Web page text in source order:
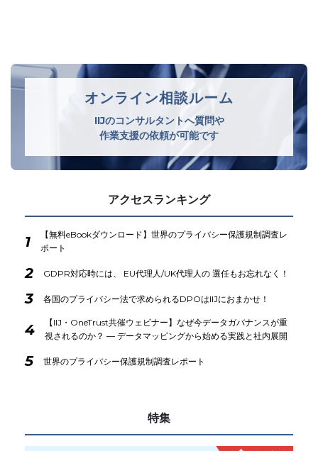
オンライン相談ルーム
IIJのコンサルタントへ質問や
作業支援の依頼が可能です
アクセスランキング
1
【無料eBookダウンロード】世界のプライバシー保護規制調査レ
ポート
2 GDPR対応時には、 EU代理人/UK代理人の 選任もお忘れなく！
3 各国のプライバシー法で求められるDPOはIIJにおまかせ！
4
【IIJ・OneTrust共催ウェビナー】なぜ今データガバナンスが重
視されるのか？ ― データマッピングから始める実践と社内展開
5 世界のプライバシー保護規制調査レポート
特集